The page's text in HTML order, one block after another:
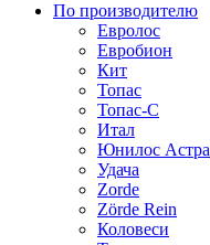
По производителю
Евролос
Евробион
Кит
Топас
Топас-С
Итал
Юнилос Астра
Удача
Zorde
Zörde Rein
Коловеси